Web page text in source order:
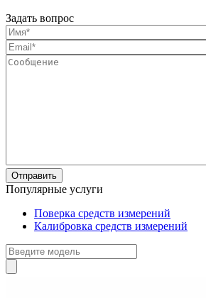
Задать вопрос
Популярные услуги
Поверка средств измерений
Калибровка средств измерений